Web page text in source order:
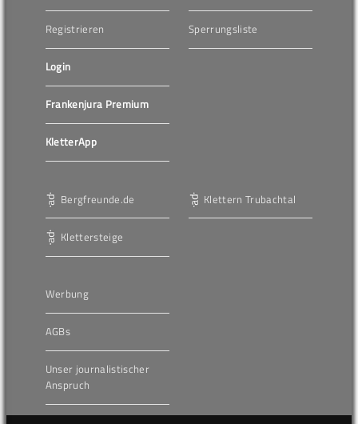
Registrieren
Login
Frankenjura Premium
KletterApp
Sperrungsliste
Bergfreunde.de
Klettersteige
Klettern Trubachtal
Werbung
AGBs
Unser journalistischer
Anspruch